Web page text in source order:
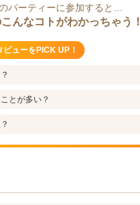
パーティーに参加すると…
んなコトがわかっちゃう！
ューをPICK UP！
とが多い？